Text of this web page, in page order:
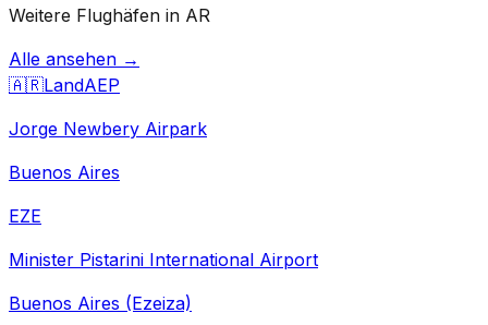
Weitere Flughäfen in AR
Alle ansehen →
🇦🇷LandAEP
Jorge Newbery Airpark
Buenos Aires
EZE
Minister Pistarini International Airport
Buenos Aires (Ezeiza)